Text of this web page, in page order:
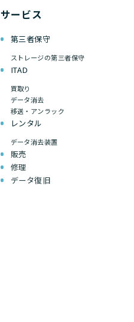
サービス
第三者保守
ストレージの第三者保守
ITAD
買取り
データ消去
移送・アンラック
レンタル
データ消去装置
販売
修理
データ復旧